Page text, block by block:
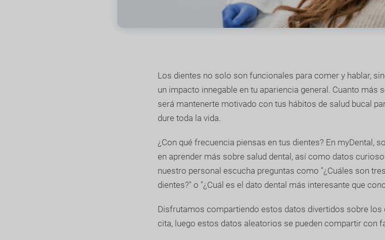
Los dientes no solo son funcionales para comer y hablar,
un impacto innegable en tu apariencia general. Cuanto más
será mantenerte motivado con tus hábitos de salud bucal
dure toda la vida.
¿Con qué frecuencia piensas en tus dientes? En myDental,
en aprender más sobre salud dental, así como datos
nuestro personal escucha preguntas como "¿Cuáles son
dientes?" o "¿Cuál es el dato dental más interesante que
Disfrutamos compartiendo estos datos divertidos sobre los
cita, luego estos datos aleatorios se pueden compartir con